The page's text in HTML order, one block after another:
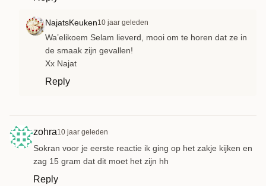
NajatsKeuken10 jaar geleden
Wa’elikoem Selam lieverd, mooi om te horen dat ze in
de smaak zijn gevallen!
Xx Najat
Reply
zohra10 jaar geleden
Sokran voor je eerste reactie ik ging op het zakje kijken en
zag 15 gram dat dit moet het zijn hh
Reply